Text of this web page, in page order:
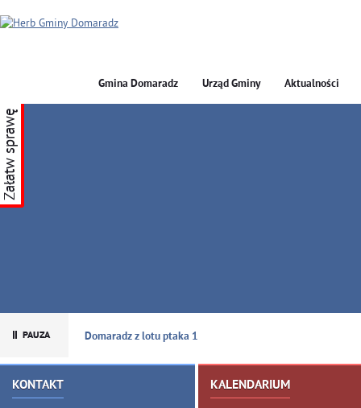
GMINA DOMARADZ
Gmina Domaradz Urząd Gminy Aktualności
Domaradz z lotu ptaka 1
KONTAKT KALENDARIUM
Załatw sprawę